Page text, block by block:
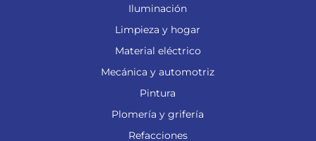
Iluminación
Limpieza y hogar
Material eléctrico
Mecánica y automotriz
Pintura
Plomería y grifería
Refacciones